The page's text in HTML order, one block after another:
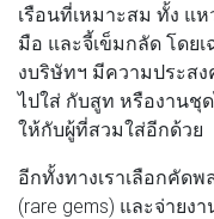
เรือนที่เหมาะสม ทั้ง แ
มือ และจี้เข็มกลัด โดย
งบริษัทฯ มีความประส
ไปใส่ กับสูท หรืองานชุ
ให้กับผู้ที่สวมใส่อีกด้วย
อีกทั้งทางเราเลือกคัด
(rare gems) และจ่ายง